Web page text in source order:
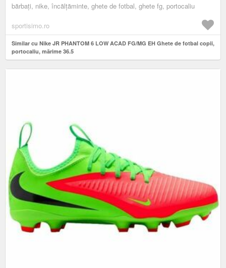
bărbați, nike, încălțăminte, ghete de fotbal, ghete fg, portocaliu
sportisimo.ro
Similar cu Nike JR PHANTOM 6 LOW ACAD FG/MG EH Ghete de fotbal copii,
portocaliu, mărime 36.5